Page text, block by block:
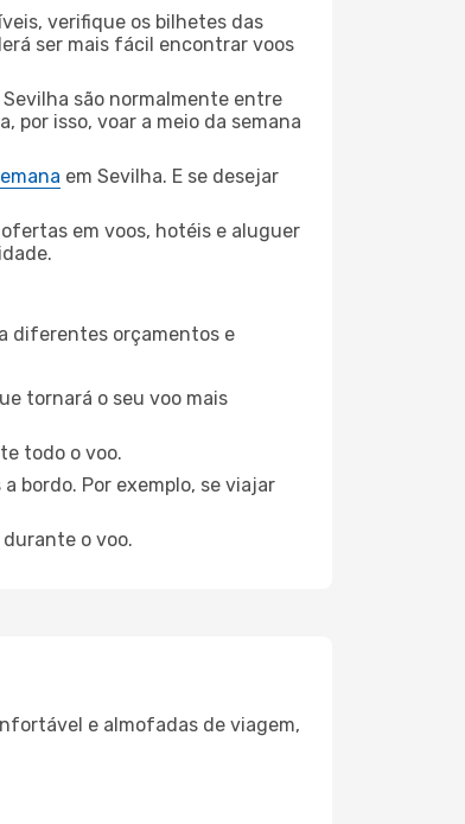
verifique os bilhetes das
ser mais fácil encontrar voos
são normalmente entre
por isso, voar a meio da semana
em Sevilha. E se desejar
em voos, hotéis e aluguer
diferentes orçamentos e
tornará o seu voo mais
todo o voo.
bordo. Por exemplo, se viajar
o voo.
e almofadas de viagem,